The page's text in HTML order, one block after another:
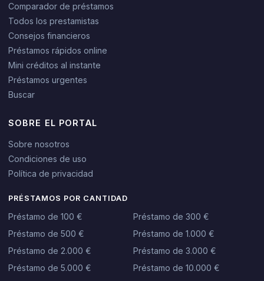
Comparador de préstamos
Todos los prestamistas
Consejos financieros
Préstamos rápidos online
Mini créditos al instante
Préstamos urgentes
Buscar
SOBRE EL PORTAL
Sobre nosotros
Condiciones de uso
Política de privacidad
PRÉSTAMOS POR CANTIDAD
Préstamo de 100 €
Préstamo de 300 €
Préstamo de 500 €
Préstamo de 1.000 €
Préstamo de 2.000 €
Préstamo de 3.000 €
Préstamo de 5.000 €
Préstamo de 10.000 €